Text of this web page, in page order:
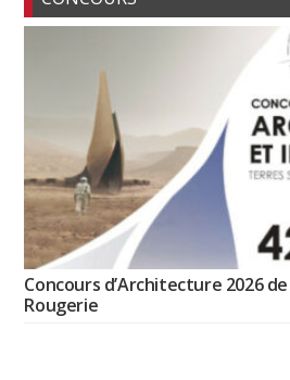
Concours d’Architecture 2026
Rougerie